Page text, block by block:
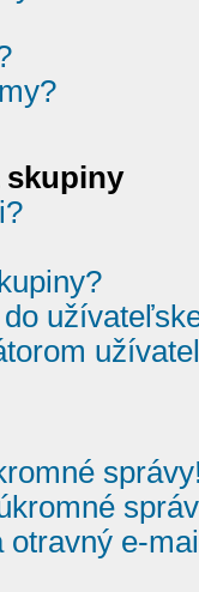
skupiny
e-